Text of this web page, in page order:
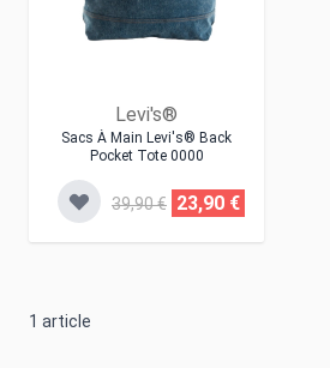
Levi's®
Sacs À Main Levi's® Back
Pocket Tote 0000
39,90 € 23,90 €
1 article